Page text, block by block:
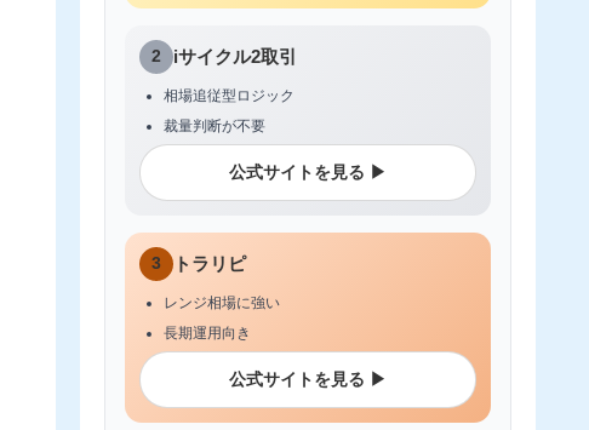
2 iサイクル2取引
相場追従型ロジック
裁量判断が不要
公式サイトを見る ▶
3 トラリピ
レンジ相場に強い
長期運用向き
公式サイトを見る ▶